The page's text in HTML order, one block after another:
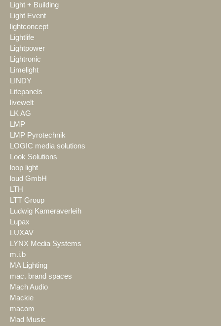
Light + Building
Light Event
lightconcept
Lightlife
Lightpower
Lightronic
Limelight
LINDY
Litepanels
livewelt
LK AG
LMP
LMP Pyrotechnik
LOGIC media solutions
Look Solutions
loop light
loud GmbH
LTH
LTT Group
Ludwig Kameraverleih
Lupax
LUXAV
LYNX Media Systems
m.i.b
MA Lighting
mac. brand spaces
Mach Audio
Mackie
macom
Mad Music